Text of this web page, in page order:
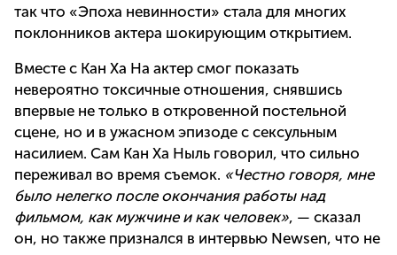
так что «Эпоха невинности» стала для многих
поклонников актера шокирующим открытием.
Вместе с Кан Ха На актер смог показать
невероятно токсичные отношения, снявшись
впервые не только в откровенной постельной
сцене, но и в ужасном эпизоде с сексульным
насилием. Сам Кан Ха Ныль говорил, что сильно
переживал во время съемок. «Честно говоря, мне
было нелегко после окончания работы над
фильмом, как мужчине и как человек», — сказал
он, но также признался в интервью Newsen, что не